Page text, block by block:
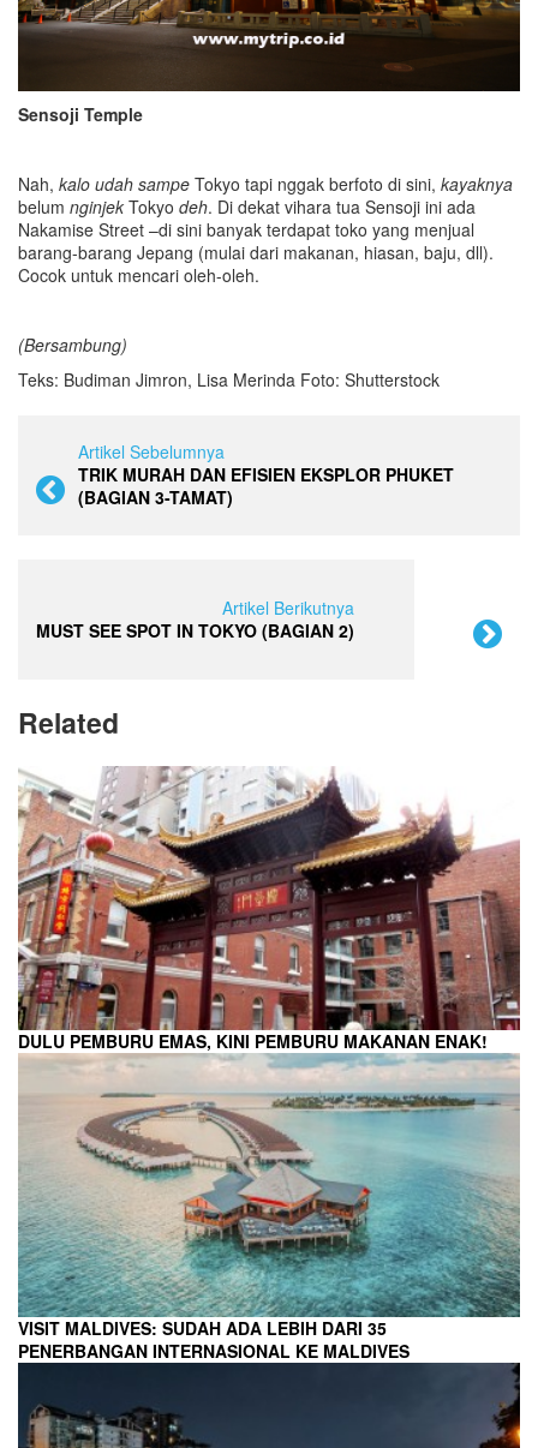
Sensoji Temple
Nah, kalo udah sampe Tokyo tapi nggak berfoto di sini, kayaknya
belum nginjek Tokyo deh. Di dekat vihara tua Sensoji ini ada
Nakamise Street –di sini banyak terdapat toko yang menjual
barang-barang Jepang (mulai dari makanan, hiasan, baju, dll).
Cocok untuk mencari oleh-oleh.
(Bersambung)
Teks: Budiman Jimron, Lisa Merinda Foto: Shutterstock
Artikel Sebelumnya
TRIK MURAH DAN EFISIEN EKSPLOR PHUKET
(BAGIAN 3-TAMAT)
Artikel Berikutnya
MUST SEE SPOT IN TOKYO (BAGIAN 2)
Related
DULU PEMBURU EMAS, KINI PEMBURU MAKANAN ENAK!
VISIT MALDIVES: SUDAH ADA LEBIH DARI 35
PENERBANGAN INTERNASIONAL KE MALDIVES